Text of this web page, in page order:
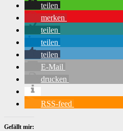
teilen
merken
teilen
teilen
teilen
E-Mail
drucken
RSS-feed
Gefällt mir: